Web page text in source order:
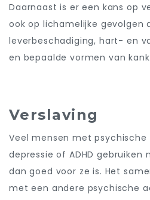
Daarnaast is er een kans op
ook op lichamelijke gevolgen
leverbeschadiging, hart- en
en bepaalde vormen van
Verslaving
Veel mensen met psychische
depressie of ADHD
dan goed voor ze is. Het
met een andere psychische